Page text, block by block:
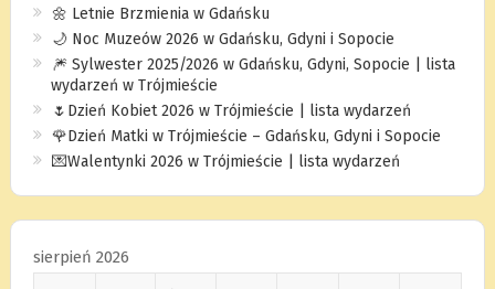
🌼 Letnie Brzmienia w Gdańsku
🌙 Noc Muzeów 2026 w Gdańsku, Gdyni i Sopocie
🎆 Sylwester 2025/2026 w Gdańsku, Gdyni, Sopocie | lista
wydarzeń w Trójmieście
🌷Dzień Kobiet 2026 w Trójmieście | lista wydarzeń
🌹Dzień Matki w Trójmieście – Gdańsku, Gdyni i Sopocie
💌Walentynki 2026 w Trójmieście | lista wydarzeń
sierpień 2026